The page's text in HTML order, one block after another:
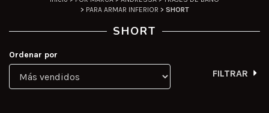
> PARA ARMAR INFERIOR > SHORT
SHORT
Ordenar por
FILTRAR